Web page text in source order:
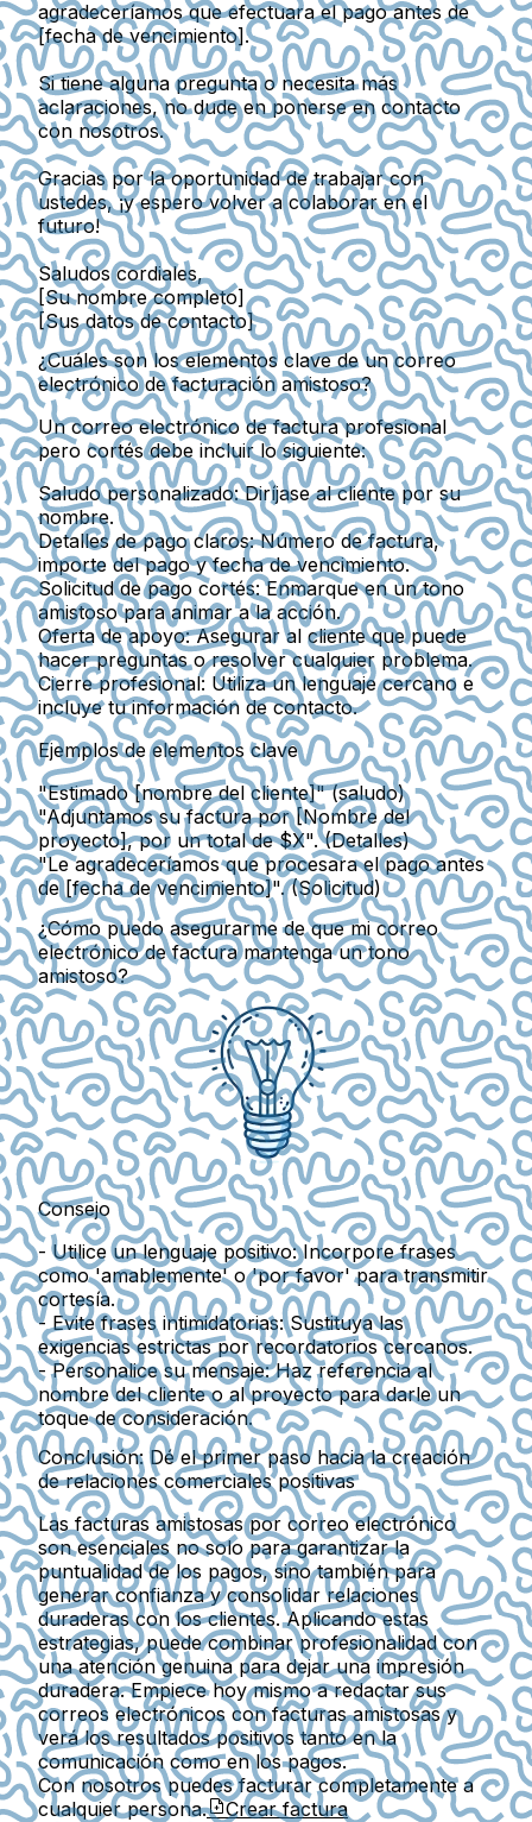
agradeceríamos que efectuara el pago antes de
[fecha de vencimiento].
Si tiene alguna pregunta o necesita más
aclaraciones, no dude en ponerse en contacto
con nosotros.
Gracias por la oportunidad de trabajar con
ustedes, ¡y espero volver a colaborar en el
futuro!
Saludos cordiales,
[Su nombre completo]
[Sus datos de contacto]
¿Cuáles son los elementos clave de un correo
electrónico de facturación amistoso?
Un correo electrónico de factura profesional
pero cortés debe incluir lo siguiente:
Saludo personalizado:Diríjase al cliente por su
nombre.
Detalles de pago claros:Número de factura,
importe del pago y fecha de vencimiento.
Solicitud de pago cortés:Enmarque en un tono
amistoso para animar a la acción.
Oferta de apoyo:Asegurar al cliente que puede
hacer preguntas o resolver cualquier problema.
Cierre profesional: Utiliza un lenguaje cercano e
incluye tu información de contacto.
Ejemplos de elementos clave
"Estimado [nombre del cliente]" (saludo)
"Adjuntamos su factura por [Nombre del
proyecto], por un total de $X". (Detalles)
"Le agradeceríamos que procesara el pago antes
de [fecha de vencimiento]". (Solicitud)
¿Cómo puedo asegurarme de que mi correo
electrónico de factura mantenga un tono
amistoso?
Consejo
- Utilice un lenguaje positivo: Incorpore frases
como 'amablemente' o 'por favor' para transmitir
cortesía.
- Evite frases intimidatorias: Sustituya las
exigencias estrictas por recordatorios cercanos.
- Personalice su mensaje: Haz referencia al
nombre del cliente o al proyecto para darle un
toque de consideración.
Conclusión: Dé el primer paso hacia la creación
de relaciones comerciales positivas
Las facturas amistosas por correo electrónico
son esenciales no solo para garantizar la
puntualidad de los pagos, sino también para
generar confianza y consolidar relaciones
duraderas con los clientes. Aplicando estas
estrategias, puede combinar profesionalidad con
una atención genuina para dejar una impresión
duradera. Empiece hoy mismo a redactar sus
correos electrónicos con facturas amistosas y
verá los resultados positivos tanto en la
comunicación como en los pagos.
Con nosotros puedes facturar completamente a
cualquier persona.
Crear factura